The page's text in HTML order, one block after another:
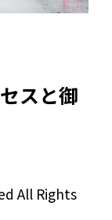
スと御
All Rights